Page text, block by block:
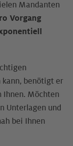
Mandanten
Vorgang
kann, benötigt er
Ihnen. Möchten
Unterlagen und
bei Ihnen